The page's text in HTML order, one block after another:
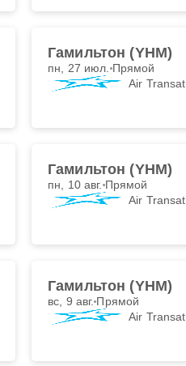
Гамильтон (YHM)
пн, 27 июл. Прямой
Air Transat
Гамильтон (YHM)
пн, 10 авг. Прямой
Air Transat
Гамильтон (YHM)
вс, 9 авг. Прямой
Air Transat